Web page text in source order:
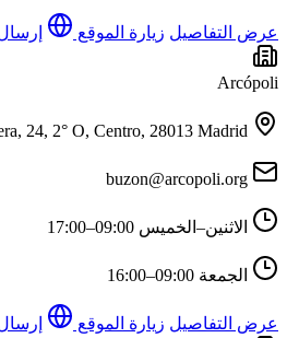
عرض التفاصيل زيارة الموقع
Arcópoli
24, 2° O, Centro, 28013 Madrid
buzon@arcopoli.org
الاثنين–الخميس 09:00–17:00
الجمعة 09:00–16:00
عرض التفاصيل زيارة الموقع